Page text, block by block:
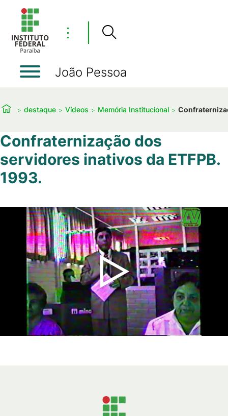
⋮
João Pessoa
destaque Vídeos Memória Institucional
Confraternização dos
servidores inativos da ETFPB.
1993.